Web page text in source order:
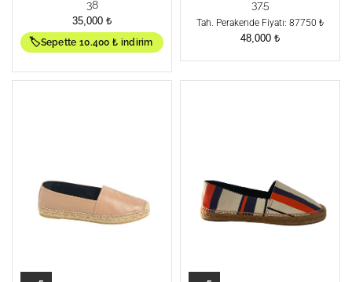
38
35,000 ₺
🏷️Sepette 10.400 ₺ indirim
37.5
Tah. Perakende Fiyatı: 87750 ₺
48,000 ₺